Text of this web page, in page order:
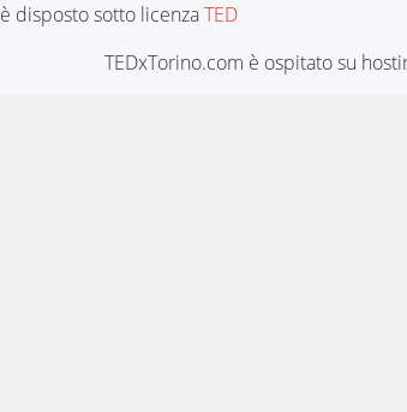
è disposto sotto licenzaTED
TEDxTorino.com è ospitato su